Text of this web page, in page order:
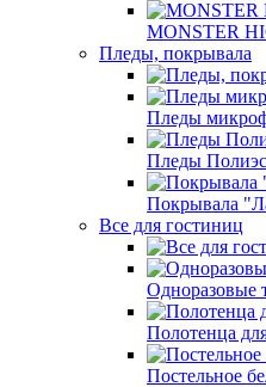
MONSTER
Пледы, покрывала
Пледы
Пледы
Покрывала
Все для гостиниц
Одноразовые
Полотенца
Постельное